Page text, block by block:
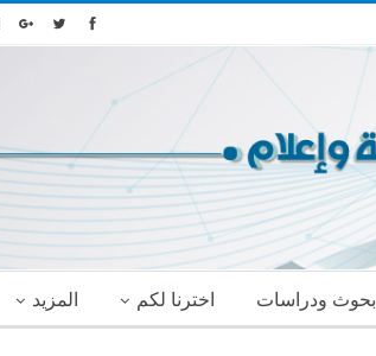
بحوث ودراسات اخترنا لكم المزيد